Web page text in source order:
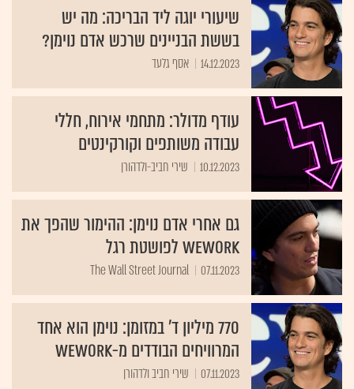
שיעורי יוגה ליד הבריכה: מה יש
בששת הבניינים שרכש אדם נוימן?
14.12.2023 אסף גלעד
עודף מדולר: מתחמי אירוח, חללי
עבודה משותפים וקורקינטים
10.12.2023 שירי חביב-ולדהורן
גם אחרי אדם נוימן: ההימור שהפך את
WeWork לפושטת רגל
07.11.2023
The Wall Street Journal
770 מיליון ד' במזומן: נוימן הוא אחד
המרוויחים הבודדים מ-WeWork
07.11.2023 שירי חביב ולדהורן